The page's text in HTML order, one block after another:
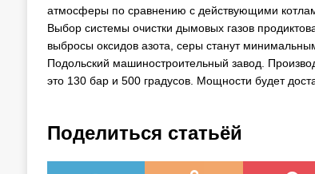
атмосферы по сравнению с действующими
Выбор системы очистки дымовых газов
выбросы оксидов азота, серы станут
Подольский машиностроительный завод.
это 130 бар и 500 градусов. Мощности будет
Поделиться статьёй